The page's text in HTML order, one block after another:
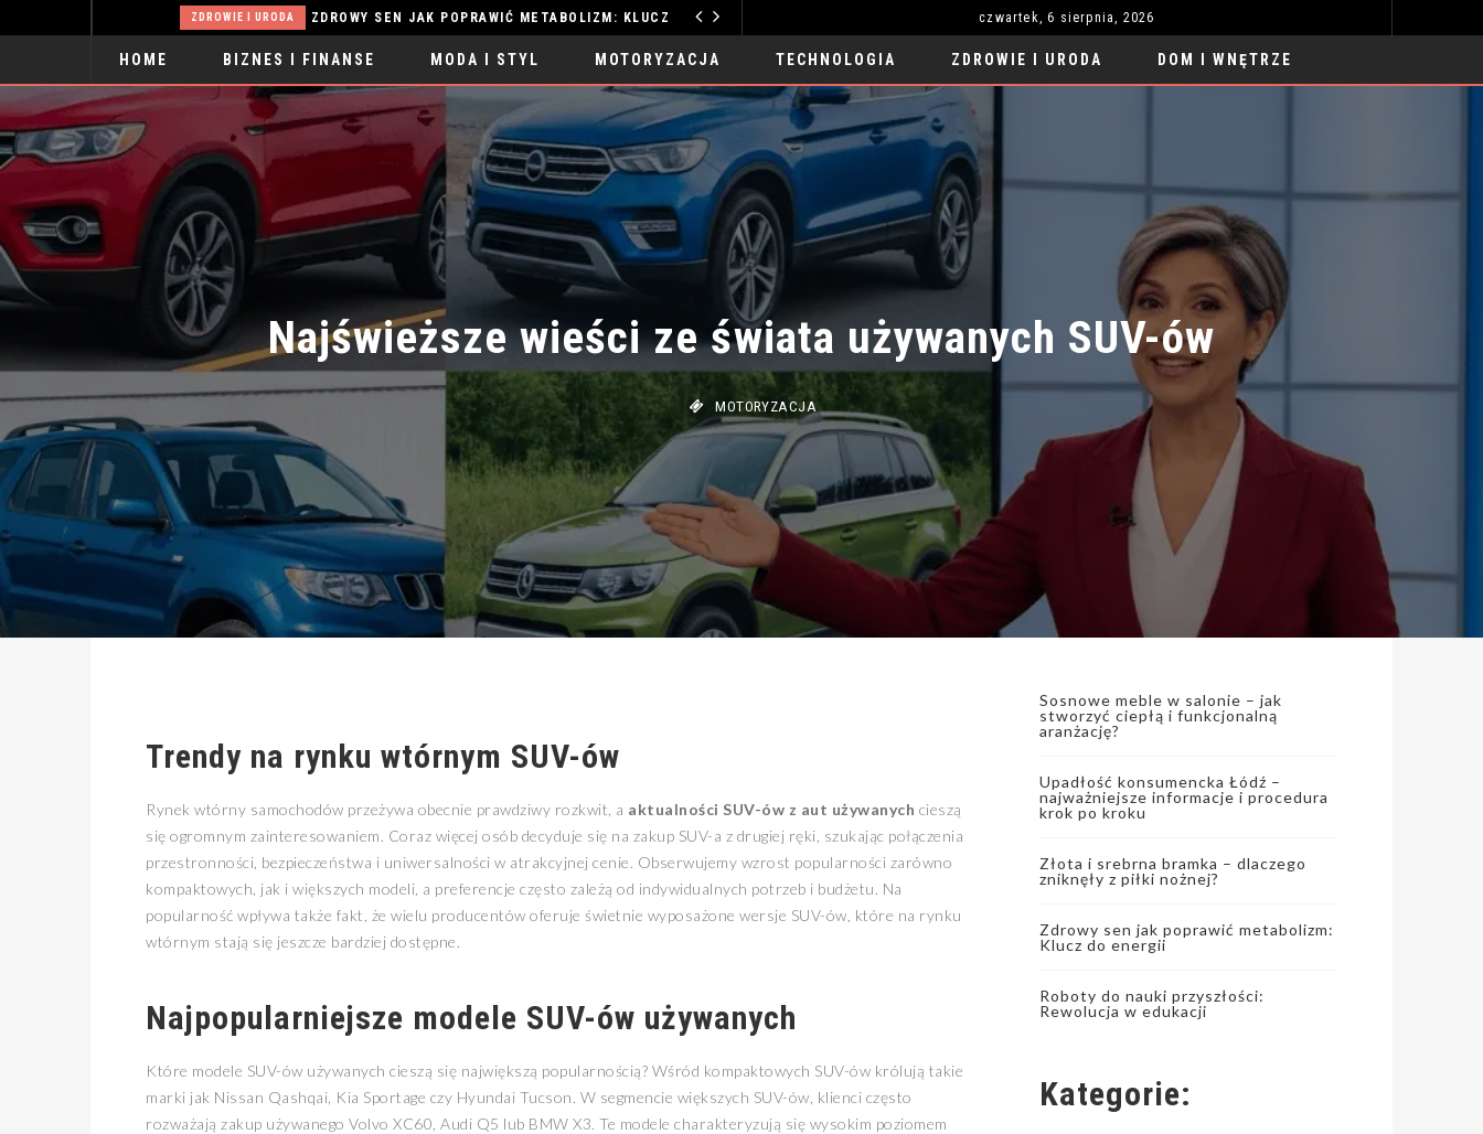
ZDROWIE I URODA ZDROWY SEN JAK POPRAWIĆ METABOLIZM: KLUCZ DO ENERGII czwartek, 6 sierpnia, 2026
HOME BIZNES I FINANSE MODA I STYL MOTORYZACJA TECHNOLOGIA ZDROWIE I URODA DOM I WNĘTRZE
SPORT
Najświeższe wieści ze świata używanych SUV-ów
MOTORYZACJA
Trendy na rynku wtórnym SUV-ów
Rynek wtórny samochodów przeżywa obecnie prawdziwy rozkwit, a aktualności SUV-ów z aut używanych cieszą
się ogromnym zainteresowaniem. Coraz więcej osób decyduje się na zakup SUV-a z drugiej ręki, szukając połączenia
przestronności, bezpieczeństwa i uniwersalności w atrakcyjnej cenie. Obserwujemy wzrost popularności zarówno
kompaktowych, jak i większych modeli, a preferencje często zależą od indywidualnych potrzeb i budżetu. Na
popularność wpływa także fakt, że wielu producentów oferuje świetnie wyposażone wersje SUV-ów, które na rynku
wtórnym stają się jeszcze bardziej dostępne.
Najpopularniejsze modele SUV-ów używanych
Które modele SUV-ów używanych cieszą się największą popularnością? Wśród kompaktowych SUV-ów królują takie
marki jak Nissan Qashqai, Kia Sportage czy Hyundai Tucson. W segmencie większych SUV-ów, klienci często
rozważają zakup używanego Volvo XC60, Audi Q5 lub BMW X3. Te modele charakteryzują się wysokim poziomem
Sosnowe meble w salonie – jak
stworzyć ciepłą i funkcjonalną
aranżację?
Upadłość konsumencka Łódź –
najważniejsze informacje i procedura
krok po kroku
Złota i srebrna bramka – dlaczego
zniknęły z piłki nożnej?
Zdrowy sen jak poprawić metabolizm:
Klucz do energii
Roboty do nauki przyszłości:
Rewolucja w edukacji
Kategorie: